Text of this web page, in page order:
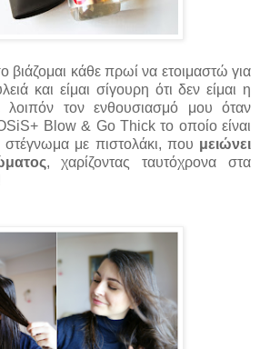
βιάζομαι κάθε πρωί να ετοιμαστώ για
και είμαι σίγουρη ότι δεν είμαι η
λοιπόν τον ενθουσιασμό μου όταν
Blow & Go Thick το οποίο είναι
με πιστολάκι, που μειώνει
, χαρίζοντας ταυτόχρονα στα